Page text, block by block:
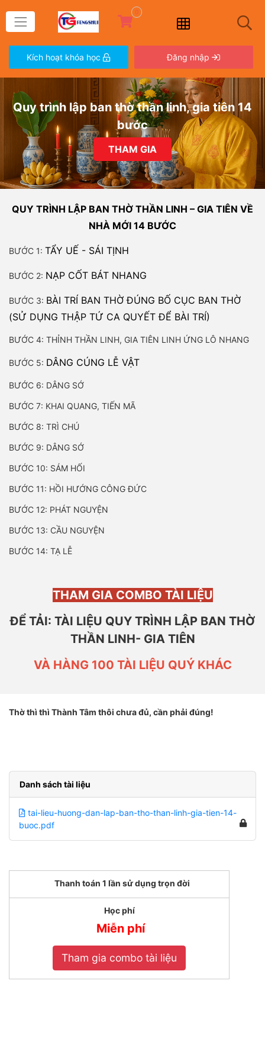
0
Kích hoạt khóa học Đăng nhập
Quy trình lập ban thờ thần linh, gia tiên 14
bước
THAM GIA
QUY TRÌNH LẬP BAN THỜ THẦN LINH – GIA TIÊN VỀ
NHÀ MỚI 14 BƯỚC
BƯỚC 1: TẨY UẾ - SÁI TỊNH
BƯỚC 2: NẠP CỐT BÁT NHANG
BƯỚC 3: BÀI TRÍ BAN THỜ ĐÚNG BỐ CỤC BAN THỜ
(SỬ DỤNG THẬP TỨ CA QUYẾT ĐỂ BÀI TRÍ)
BƯỚC 4: THỈNH THẦN LINH, GIA TIÊN LINH ỨNG LÔ NHANG
BƯỚC 5: DÂNG CÚNG LỄ VẬT
BƯỚC 6: DÂNG SỚ
BƯỚC 7: KHAI QUANG, TIẾN MÃ
BƯỚC 8: TRÌ CHÚ
BƯỚC 9: DÂNG SỚ
BƯỚC 10: SÁM HỐI
BƯỚC 11: HỒI HƯỚNG CÔNG ĐỨC
BƯỚC 12: PHÁT NGUYỆN
BƯỚC 13: CẦU NGUYỆN
BƯỚC 14: TẠ LỄ
THAM GIA COMBO TÀI LIỆU
ĐỂ TẢI: TÀI LIỆU QUY TRÌNH LẬP BAN THỜ
THẦN LINH- GIA TIÊN
VÀ HÀNG 100 TÀI LIỆU QUÝ KHÁC
Thờ thì thì Thành Tâm thôi chưa đủ, cần phải đúng!
Danh sách tài liệu
tai-lieu-huong-dan-lap-ban-tho-than-linh-gia-tien-14-
buoc.pdf
Thanh toán 1 lần sử dụng trọn đời
Học phí
Miễn phí
Tham gia combo tài liệu